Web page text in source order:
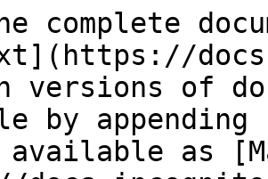
complete
versions of
by
as